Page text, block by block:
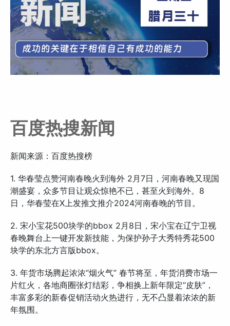
百度热搜新闻
新闻来源：百度热搜榜
1. 华春莹点赞河南春晚火到海外 2月7日，河南春晚又现国
潮盛宴，众多节目让观众惊艳不已，甚至火到海外。8
日，华春莹在X上发推文推介2024河南春晚的节目。
2. 宋小宝花500块学的bbox 2月8日，宋小宝在辽宁卫视
春晚舞台上一键开发新技能，为保护孙子大秀特秀花500
块学的东北方言版bbox。
3. 年货市场腾起浓浓“烟火气” 春节将至，年货消费市场一
片红火，各地商圈张灯结彩，争相换上新年限定“皮肤”，
丰富多彩的新春促销活动火热进行，无不凸显着浓浓的新
年氛围。